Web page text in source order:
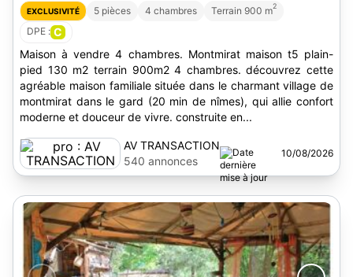
EXCLUSIVITÉ 5 pièces 4 chambres Terrain 900 m2
DPE : C
Maison à vendre 4 chambres. Montmirat maison t5 plain-
pied 130 m2 terrain 900m2 4 chambres. découvrez cette
agréable maison familiale située dans le charmant village de
montmirat dans le gard (20 min de nîmes), qui allie confort
moderne et douceur de vivre. construite en...
AV TRANSACTION
540 annonces
10/08/2026